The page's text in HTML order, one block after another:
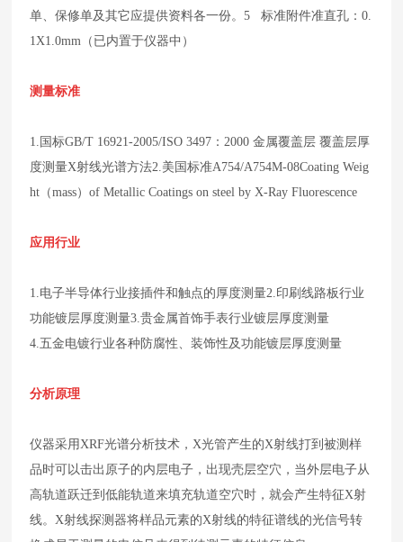
单、保修单及其它应提供资料各一份。5 标准附件准直孔：0.
1X1.0mm（已内置于仪器中）
测量标准
1.国标GB/T 16921-2005/ISO 3497：2000 金属覆盖层 覆盖层厚
度测量X射线光谱方法2.美国标准A754/A754M-08Coating Weig
ht（mass）of Metallic Coatings on steel by X-Ray Fluorescence
应用行业
1.电子半导体行业接插件和触点的厚度测量2.印刷线路板行业
功能镀层厚度测量3.贵金属首饰手表行业镀层厚度测量
4.五金电镀行业各种防腐性、装饰性及功能镀层厚度测量
分析原理
仪器采用XRF光谱分析技术，X光管产生的X射线打到被测样
品时可以击出原子的内层电子，出现壳层空穴，当外层电子从
高轨道跃迁到低能轨道来填充轨道空穴时，就会产生特征X射
线。X射线探测器将样品元素的X射线的特征谱线的光信号转